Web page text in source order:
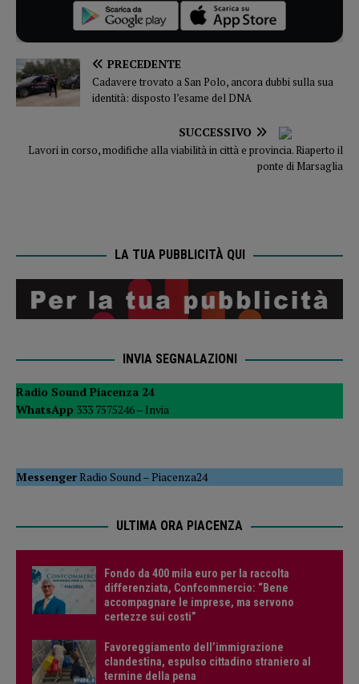
PRECEDENTE
Cadavere trovato a San Polo, ancora dubbi sulla sua
identità: disposto l’esame del DNA
SUCCESSIVO
Lavori in corso, modifiche alla viabilità in città e provincia. Riaperto il
ponte di Marsaglia
LA TUA PUBBLICITÀ QUI
INVIA SEGNALAZIONI
Radio Sound Piacenza 24
WhatsApp 333 7575246 – Invia
MessengerRadio Sound–Piacenza24
ULTIMA ORA PIACENZA
Fondo da 400 mila euro per la raccolta
differenziata, Confcommercio: “Bene
accompagnare le imprese, ma servono
certezze sui costi”
Favoreggiamento dell’immigrazione
clandestina, espulso cittadino straniero al
termine della pena